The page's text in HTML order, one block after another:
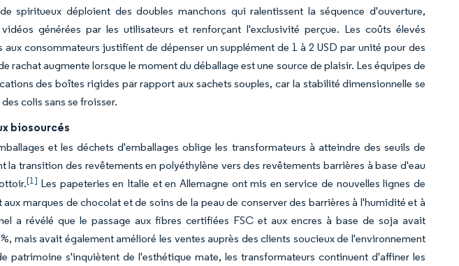
spiritueux déploient des doubles manchons qui ralentissent la séquence d'ouverture,
générées par les utilisateurs et renforçant l'exclusivité perçue. Les coûts élevés
consommateurs justifient de dépenser un supplément de 1 à 2 USD par unité pour des
augmente lorsque le moment du déballage est une source de plaisir. Les équipes de
des boîtes rigides par rapport aux sachets souples, car la stabilité dimensionnelle se
colis sans se froisser.
biosourcés
et les déchets d'emballages oblige les transformateurs à atteindre des seuils de
la transition des revêtements en polyéthylène vers des revêtements barrières à base d'eau
[1] Les papeteries en Italie et en Allemagne ont mis en service de nouvelles lignes de
marques de chocolat et de soins de la peau de conserver des barrières à l'humidité et à
a révélé que le passage aux fibres certifiées FSC et aux encres à base de soja avait
mais avait également amélioré les ventes auprès des clients soucieux de l'environnement
patrimoine s'inquiètent de l'esthétique mate, les transformateurs continuent d'affiner les